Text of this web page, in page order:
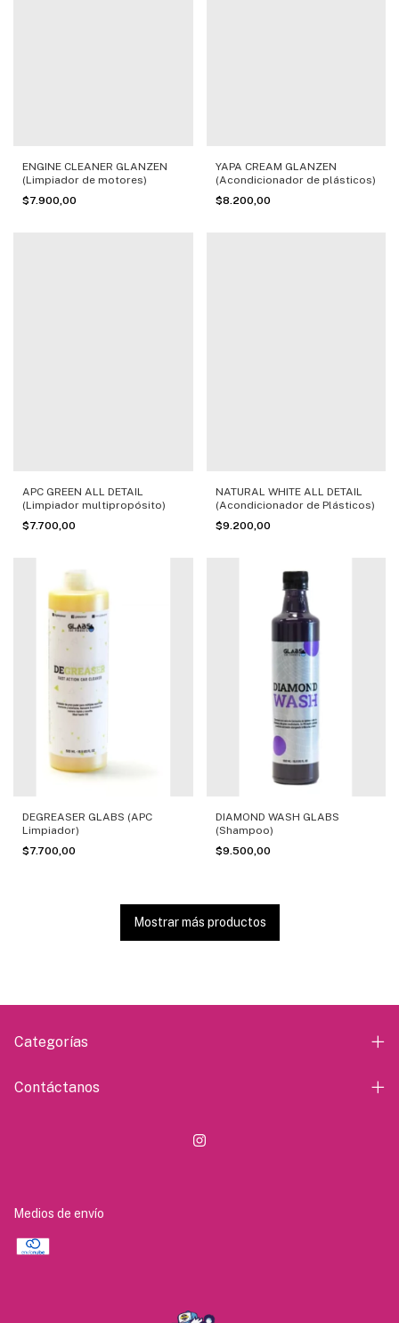
ENGINE CLEANER GLANZEN
(Limpiador de motores)
$7.900,00
YAPA CREAM GLANZEN
(Acondicionador de plásticos)
$8.200,00
APC GREEN ALL DETAIL
(Limpiador multipropósito)
$7.700,00
NATURAL WHITE ALL DETAIL
(Acondicionador de Plásticos)
$9.200,00
DEGREASER GLABS (APC
Limpiador)
$7.700,00
DIAMOND WASH GLABS
(Shampoo)
$9.500,00
Mostrar más productos
Categorías
Contáctanos
Medios de envío